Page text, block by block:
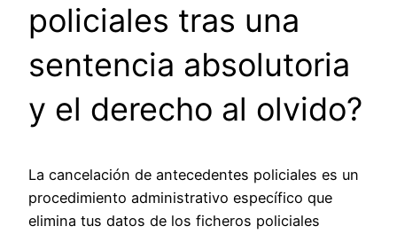
policiales tras una
sentencia absolutoria
y el derecho al olvido?
La cancelación de antecedentes policiales es un
procedimiento administrativo específico que
elimina tus datos de los ficheros policiales